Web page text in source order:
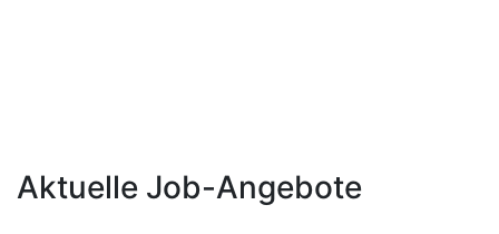
Aktuelle Job-Angebote